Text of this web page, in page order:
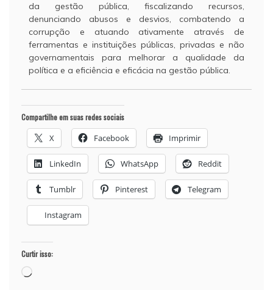
da gestão pública, fiscalizando recursos,
denunciando abusos e desvios, combatendo a
corrupção e atuando ativamente através de
ferramentas e instituições públicas, privadas e não
governamentais para melhorar a qualidade da
política e a eficiência e eficácia na gestão pública.
Compartilhe em suas redes sociais
X Facebook Imprimir
LinkedIn WhatsApp Reddit
Tumblr Pinterest Telegram
Instagram
Curtir isso:
Carregando...